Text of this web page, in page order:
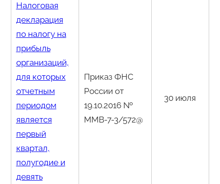
Налоговая
декларация
по налогу на
прибыль
организаций,
для которых
отчетным
периодом
является
первый
квартал,
полугодие и
девять
Приказ ФНС
России от
19.10.2016 №
ММВ-7-3/572@
30 июля